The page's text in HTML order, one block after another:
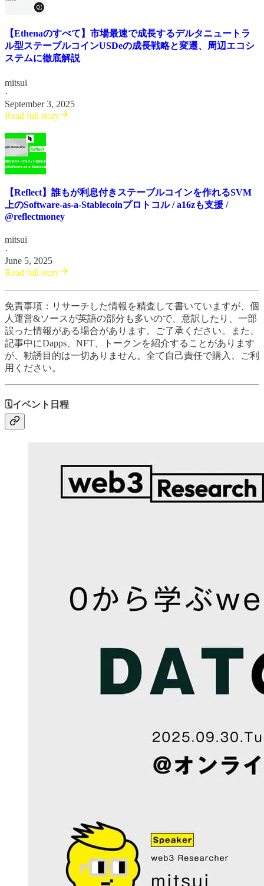
【Ethenaのすべて】市場最速で成長するデルタニュートラ
ル型ステーブルコインUSDeの成長戦略と変遷、周辺エコシ
ステムに徹底解説
mitsui
·
September 3, 2025
Read full story
【Reflect】誰もが利息付きステーブルコインを作れるSVM
上のSoftware-as-a-Stablecoinプロトコル / a16zも支援 /
@reflectmoney
mitsui
·
June 5, 2025
Read full story
免責事項：リサーチした情報を精査して書いていますが、個
人運営&ソースが英語の部分も多いので、意訳したり、一部
誤った情報がある場合があります。ご了承ください。また、
記事中にDapps、NFT、トークンを紹介することがあります
が、勧誘目的は一切ありません。全て自己責任で購入、ご利
用ください。
🗓️イベント日程